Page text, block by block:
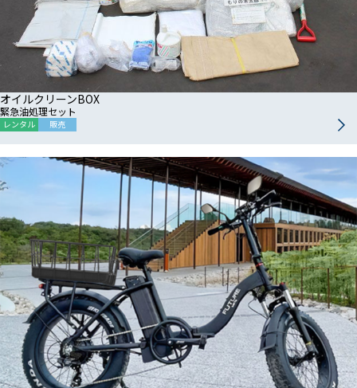
オイルクリーンBOX
緊急油処理セット
レンタル 販売